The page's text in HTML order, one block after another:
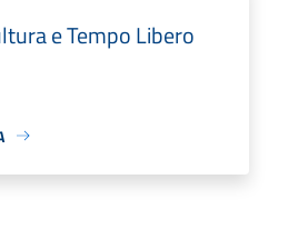
e Tempo Libero